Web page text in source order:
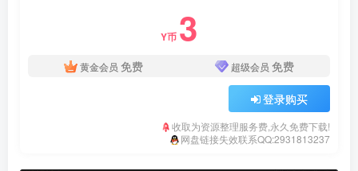
Y币 3
黄金会员 免费 超级会员 免费
登录购买
收取为资源整理服务费,永久免费下载!
网盘链接失效联系QQ:2931813237